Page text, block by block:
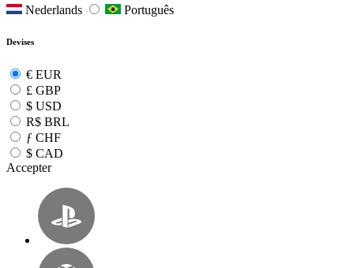
Nederlands
Português
Devises
€ EUR
£ GBP
$ USD
R$ BRL
ƒ CHF
$ CAD
Accepter